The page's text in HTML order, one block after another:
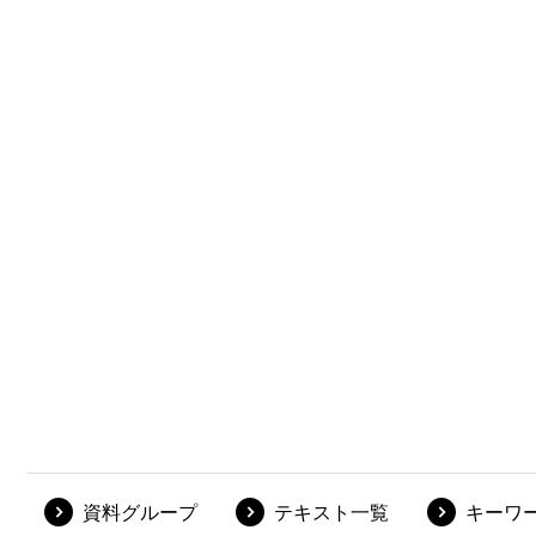
資料グループ テキスト一覧 キーワ